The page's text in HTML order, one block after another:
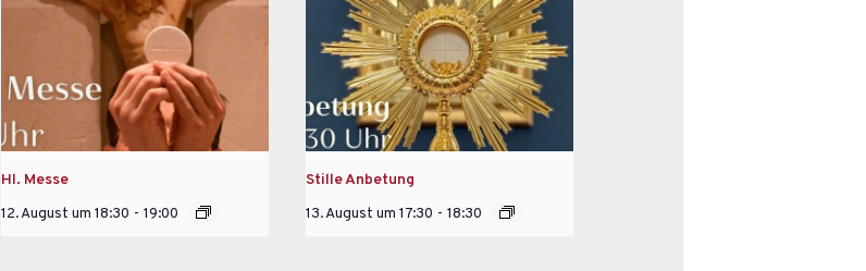
Hl. Messe
12. August um 18:30 - 19:00
Stille Anbetung
13. August um 17:30 - 18:30